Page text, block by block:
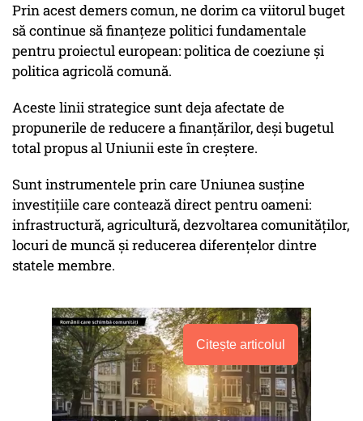
Prin acest demers comun, ne dorim ca viitorul buget
să continue să finanțeze politici fundamentale
pentru proiectul european: politica de coeziune și
politica agricolă comună.
Aceste linii strategice sunt deja afectate de
propunerile de reducere a finanțărilor, deși bugetul
total propus al Uniunii este în creștere.
Sunt instrumentele prin care Uniunea susține
investițiile care contează direct pentru oameni:
infrastructură, agricultură, dezvoltarea comunităților,
locuri de muncă și reducerea diferențelor dintre
statele membre.
Citește articolul